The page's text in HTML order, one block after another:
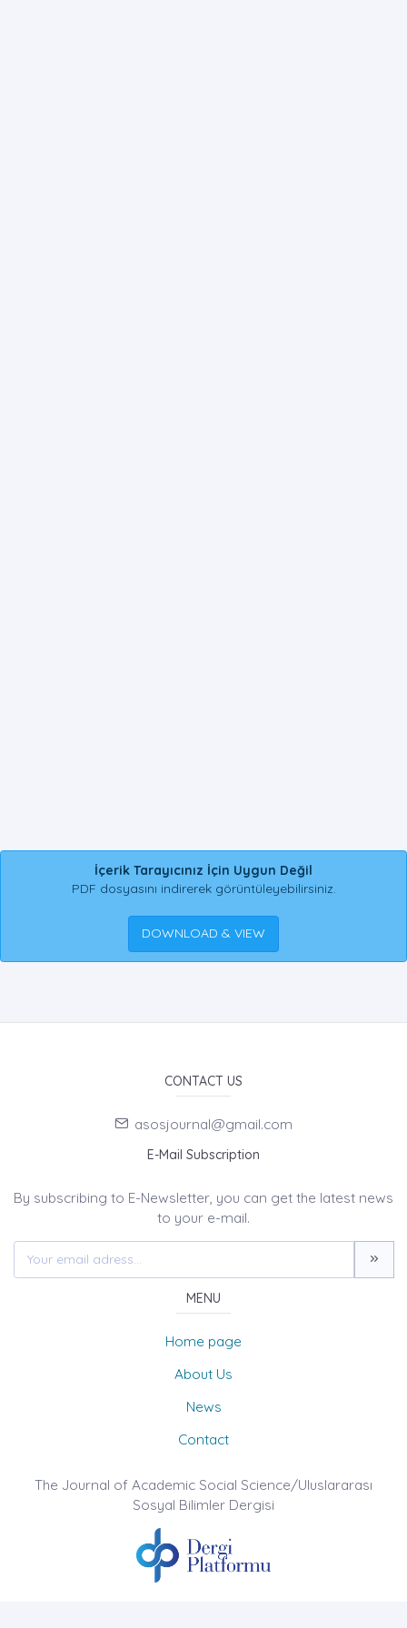
İçerik Tarayıcınız İçin Uygun Değil
PDF dosyasını indirerek görüntüleyebilirsiniz.
DOWNLOAD & VIEW
CONTACT US
asosjournal@gmail.com
E-Mail Subscription
By subscribing to E-Newsletter, you can get the latest news
to your e-mail.
MENU
Home page
About Us
News
Contact
The Journal of Academic Social Science/Uluslararası
Sosyal Bilimler Dergisi